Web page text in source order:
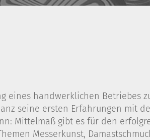
eines handwerklichen Betriebes
seine ersten Erfahrungen mit
Mittelmaß gibt es für den
Messerkunst,